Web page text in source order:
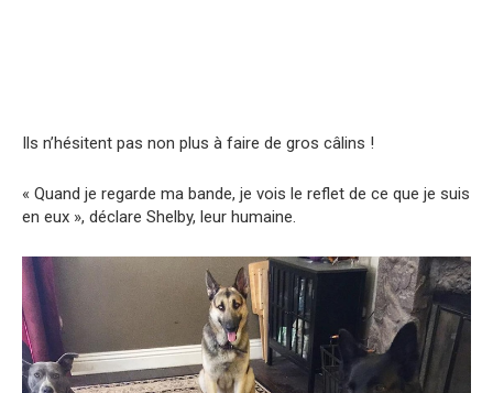
Ils n’hésitent pas non plus à faire de gros câlins !
« Quand je regarde ma bande, je vois le reflet de ce que je suis
en eux », déclare Shelby, leur humaine.